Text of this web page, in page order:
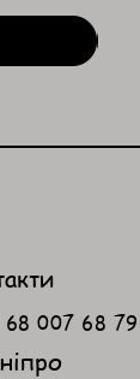
68 007 68 79